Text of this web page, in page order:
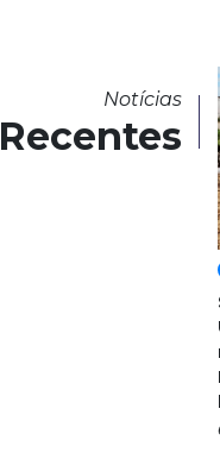
Notícias
Recentes